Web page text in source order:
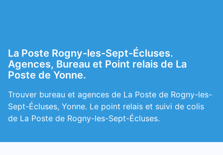
La Poste Rogny-les-Sept-Écluses.
Agences, Bureau et Point relais de La
Poste de Yonne.
Trouver bureau et agences de La Poste de Rogny-les-
Sept-Écluses, Yonne. Le point relais et suivi de colis
de La Poste de Rogny-les-Sept-Écluses.